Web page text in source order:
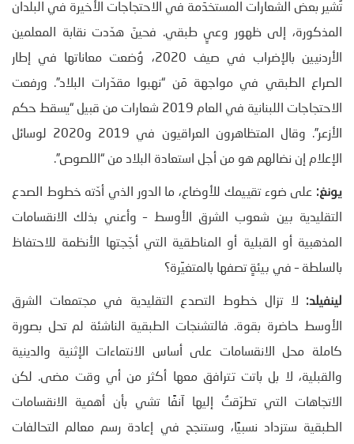
تُشير بعض الشعارات المستخدَمة في الاحتجاجات الأخيرة في البلدان
المذكورة، إلى ظهور وعيٍ طبقي. فحينَ هدّدت نقابة المعلمين
الأردنيين بالإضراب في صيف 2020، وُضعت معاناتها في إطار
الصراع الطبقي في مواجهة مَن “نهبوا مقدّرات البلاد”. ورفعت
الاحتجاجات اللبنانية في العام 2019 شعارات من قبيل “يسقط حكم
الأزعر”. وقال المتظاهرون العراقيون في 2019 و2020 لوسائل
الإعلام إن نضالهم هو من أجل استعادة البلاد من “اللصوص”.
يونغ: على ضوء تقييمك للأوضاع، ما الدور الذي أدّته خطوط الصدع
التقليدية بين شعوب الشرق الأوسط – وأعني بذلك الانقسامات
المذهبية أو القبلية أو المناطقية التي أجّجتها الأنظمة للاحتفاظ
بالسلطة – في بيئةٍ تصفها بالمتغيِّرة؟
لينفيلد: لا تزال خطوط التصدع التقليدية في مجتمعات الشرق
الأوسط حاضرة بقوة. فالتشنجات الطبقية الناشئة لم تحل بصورة
كاملة محل الانقسامات على أساس الانتماءات الإثنية والدينية
والقبلية، لا بل باتت تترافق معها أكثر من أي وقت مضى. لكن
الاتجاهات التي تطرّقتُ إليها آنفًا تشي بأن أهمية الانقسامات
الطبقية ستزداد نسبيًا، وستنجح في إعادة رسم معالم التحالفات